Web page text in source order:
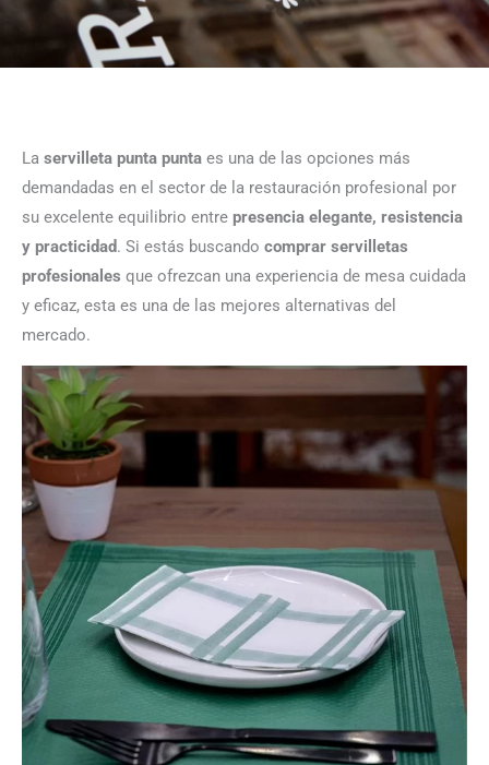
La servilleta punta punta es una de las opciones más
demandadas en el sector de la restauración profesional por
su excelente equilibrio entre presencia elegante, resistencia
y practicidad. Si estás buscando comprar servilletas
profesionales que ofrezcan una experiencia de mesa cuidada
y eficaz, esta es una de las mejores alternativas del
mercado.